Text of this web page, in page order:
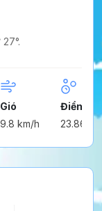
Gió
9.8 km/h
Điểm
23.86°